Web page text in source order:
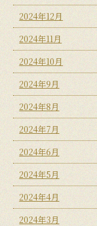
2024年12月
2024年11月
2024年10月
2024年9月
2024年8月
2024年7月
2024年6月
2024年5月
2024年4月
2024年3月